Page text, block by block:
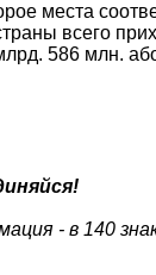
места
всего
586 млн.
- в 140